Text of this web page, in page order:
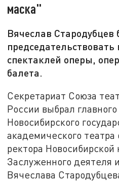
маска"
Вячеслав Стародубцев
председательствовать
спектаклей оперы,
балета.
Секретариат Союза
России выбрал
Новосибирского
академического
ректора Новосибирской
Заслуженного деятеля
Вячеслава